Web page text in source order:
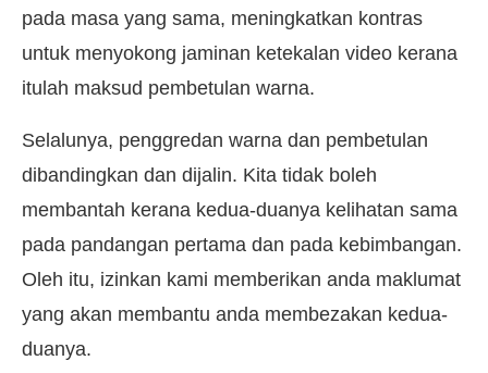
pada masa yang sama, meningkatkan kontras
untuk menyokong jaminan ketekalan video kerana
itulah maksud pembetulan warna.
Selalunya, penggredan warna dan pembetulan
dibandingkan dan dijalin. Kita tidak boleh
membantah kerana kedua-duanya kelihatan sama
pada pandangan pertama dan pada kebimbangan.
Oleh itu, izinkan kami memberikan anda maklumat
yang akan membantu anda membezakan kedua-
duanya.